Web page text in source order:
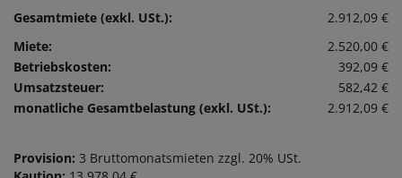
Gesamtmiete (exkl. USt.):
2.912,09 €
Miete:
2.520,00 €
Betriebskosten:
392,09 €
Umsatzsteuer:
582,42 €
monatliche Gesamtbelastung (exkl. USt.):
2.912,09 €
Provision: 3 Bruttomonatsmieten zzgl. 20% USt.